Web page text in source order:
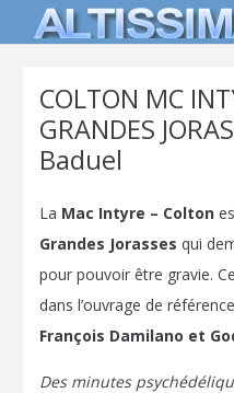
COLTON MC
GRANDES
Baduel
La Mac Intyre – Colton
Grandes Jorasses qui
pour pouvoir être gravie.
dans l’ouvrage de
François Damilano et
Des minutes